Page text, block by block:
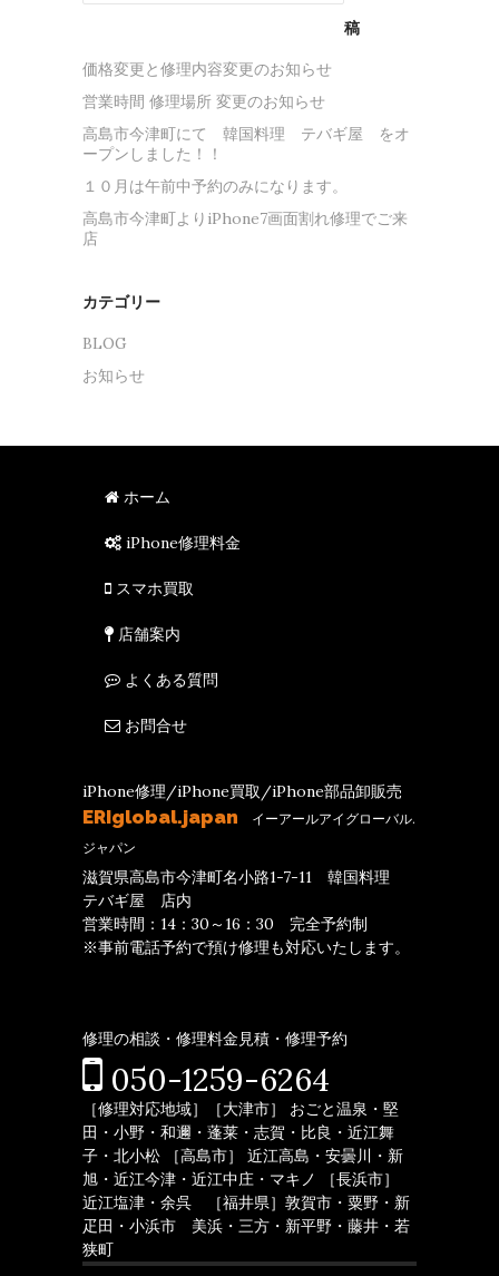
稿
価格変更と修理内容変更のお知らせ
営業時間 修理場所 変更のお知らせ
高島市今津町にて 韓国料理 テバギ屋 をオ
ープンしました！！
１０月は午前中予約のみになります。
高島市今津町よりiPhone7画面割れ修理でご来
店
カテゴリー
BLOG
お知らせ
ホーム
iPhone修理料金
スマホ買取
店舗案内
よくある質問
お問合せ
iPhone修理/iPhone買取/iPhone部品卸販売
ERIglobal.japan イーアールアイグローバル.
ジャパン
滋賀県高島市今津町名小路1-7-11 韓国料理
テバギ屋 店内
営業時間：14：30～16：30 完全予約制
※事前電話予約で預け修理も対応いたします。
修理の相談・修理料金見積・修理予約
050-1259-6264
［修理対応地域］［大津市］ おごと温泉・堅
田・小野・和邇・蓬莱・志賀・比良・近江舞
子・北小松 ［高島市］ 近江高島・安曇川・新
旭・近江今津・近江中庄・マキノ ［長浜市］
近江塩津・余呉 ［福井県］敦賀市・粟野・新
疋田・小浜市 美浜・三方・新平野・藤井・若
狭町